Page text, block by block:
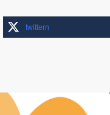
twittern